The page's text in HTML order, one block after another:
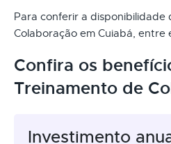
Para conferir a disponibilidade
Colaboração em Cuiabá, entre
Confira os
Treinamento de
Investimento